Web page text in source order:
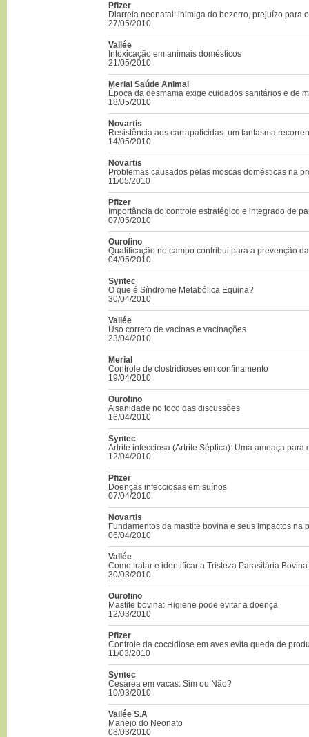
Pfizer
Diarreia neonatal: inimiga do bezerro, prejuízo para
27/05/2010
Vallée
Intoxicação em animais domésticos
21/05/2010
Merial Saúde Animal
Época da desmama exige cuidados sanitários e de
18/05/2010
Novartis
Resistência aos carrapaticidas: um fantasma
14/05/2010
Novartis
Problemas causados pelas moscas domésticas na
11/05/2010
Pfizer
Importância do controle estratégico e integrado de
07/05/2010
Ourofino
Qualificação no campo contribui para a prevenção
04/05/2010
Syntec
O que é Síndrome Metabólica Equina?
30/04/2010
Vallée
Uso correto de vacinas e vacinações
23/04/2010
Merial
Controle de clostridioses em confinamento
19/04/2010
Ourofino
A sanidade no foco das discussões
16/04/2010
Syntec
Artrite infecciosa (Artrite Séptica): Uma ameaça para
12/04/2010
Pfizer
Doenças infecciosas em suínos
07/04/2010
Novartis
Fundamentos da mastite bovina e seus impactos na
06/04/2010
Vallée
Como tratar e identificar a Tristeza Parasitária Bovina
30/03/2010
Ourofino
Mastite bovina: Higiene pode evitar a doença
12/03/2010
Pfizer
Controle da coccidiose em aves evita queda de
11/03/2010
Syntec
Cesárea em vacas: Sim ou Não?
10/03/2010
Vallée S.A
Manejo do Neonato
08/03/2010